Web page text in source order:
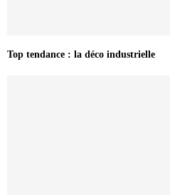
Top tendance : la déco industrielle